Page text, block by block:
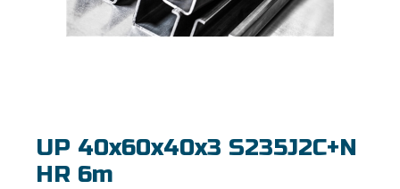
UP 40x60x40x3 S235J2C+N
HR 6m